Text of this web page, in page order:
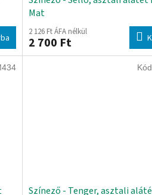
Mat
2 126 Ft ÁFA nélkül
2 700 Ft
Színező - Tenger, asztali